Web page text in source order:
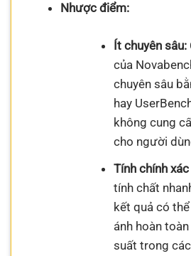
Nhược điểm:
Ít chuyên sâu:
của
chuyên sâu
hay
không cung
cho người
Tính chính
tính chất
kết quả có
ánh hoàn
suất trong